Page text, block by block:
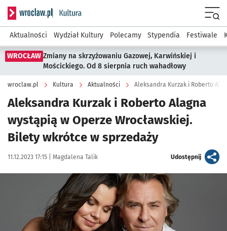
Serwis informacyjny wroclaw.pl podserwis: Kultura
Aktualności Wydział Kultury Polecamy Stypendia Festiwale
WROCŁAW Zmiany na skrzyżowaniu Gazowej, Karwińskiej i
Mościckiego. Od 8 sierpnia ruch wahadłowy
wroclaw.pl Kultura Aktualności Aleksandra Kurzak i Roberto
Aleksandra Kurzak i Roberto Alagna
wystąpią w Operze Wrocławskiej.
Bilety wkrótce w sprzedaży
Data publikacji:
11.12.2023 17:15 | Autor:
Magdalena Talik Udostępnijartykuł
Kliknij, aby powiększyć